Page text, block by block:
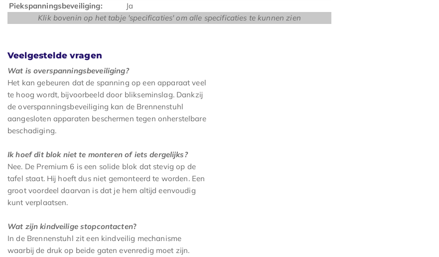
Piekspanningsbeveiliging:
Ja
Klik bovenin op het tabje 'specificaties' om alle specificaties te kunnen zien
Veelgestelde vragen
Wat is overspanningsbeveiliging?
Het kan gebeuren dat de spanning op een apparaat veel
te hoog wordt, bijvoorbeeld door blikseminslag. Dankzij
de overspanningsbeveiliging kan de Brennenstuhl
aangesloten apparaten beschermen tegen onherstelbare
beschadiging.
Ik hoef dit blok niet te monteren of iets dergelijks?
Nee. De Premium 6 is een solide blok dat stevig op de
tafel staat. Hij hoeft dus niet gemonteerd te worden. Een
groot voordeel daarvan is dat je hem altijd eenvoudig
kunt verplaatsen.
Wat zijn kindveilige stopcontacten?
In de Brennenstuhl zit een kindveilig mechanisme
waarbij de druk op beide gaten evenredig moet zijn.